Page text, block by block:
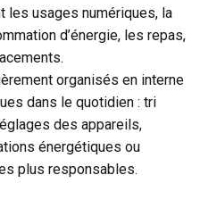
les usages numériques, la
d’énergie, les repas,
organisés en interne
dans le quotidien : tri
des appareils,
énergétiques ou
plus responsables.